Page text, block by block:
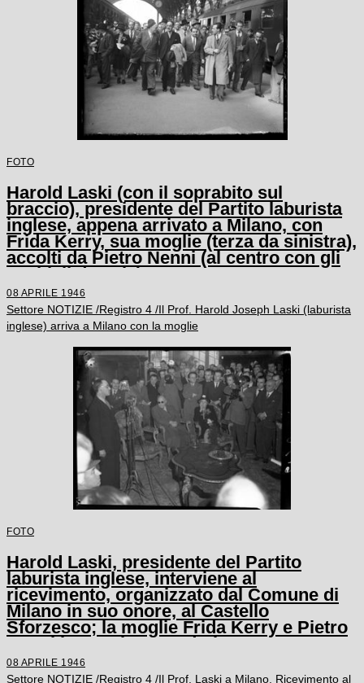
FOTO
Harold Laski (con il soprabito sul
braccio), presidente del Partito laburista
inglese, appena arrivato a Milano, con
Frida Kerry, sua moglie (terza da sinistra),
accolti da Pietro Nenni (al centro con gli
occhiali da sole)
08 APRILE 1946
Settore NOTIZIE /Registro 4 /Il Prof. Harold Joseph Laski (laburista
inglese) arriva a Milano con la moglie
FOTO
Harold Laski, presidente del Partito
laburista inglese, interviene al
ricevimento, organizzato dal Comune di
Milano in suo onore, al Castello
Sforzesco; la moglie Frida Kerry e Pietro
Nenni lo ascoltano seduti
08 APRILE 1946
Settore NOTIZIE /Registro 4 /Il Prof. Laski a Milano. Ricevimento al